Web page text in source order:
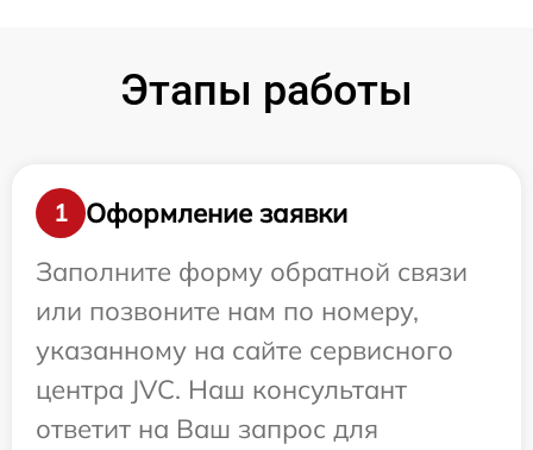
Этапы работы
1
Оформление заявки
Заполните форму обратной связи
или позвоните нам по номеру,
указанному на сайте сервисного
центра JVC. Наш консультант
ответит на Ваш запрос для